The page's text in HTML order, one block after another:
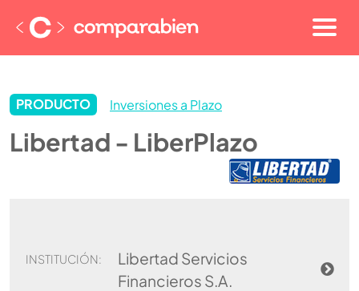
PRODUCTO Inversiones a Plazo
Libertad - LiberPlazo
INSTITUCIÓN:
Libertad Servicios
Financieros S.A.